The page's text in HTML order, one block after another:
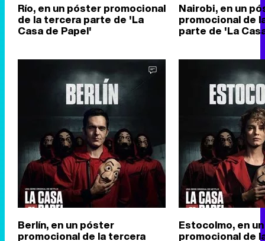
Río, en un póster promocional
de la tercera parte de 'La
Casa de Papel'
Nairobi, en un
promocional de
parte de 'La
Berlín, en un póster
promocional de la tercera
Estocolmo, en
promocional de